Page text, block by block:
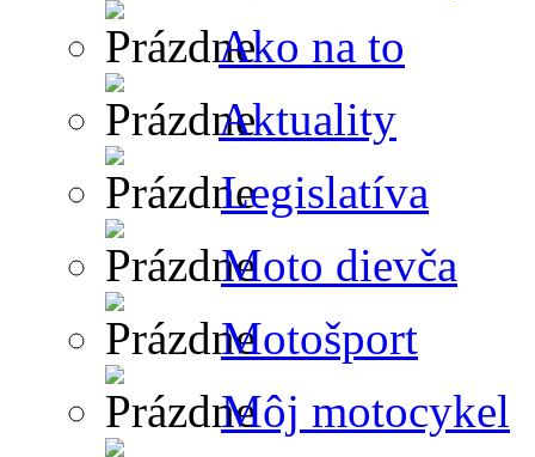
Ako na to
Aktuality
Legislatíva
Moto dievča
Motošport
Môj motocykel